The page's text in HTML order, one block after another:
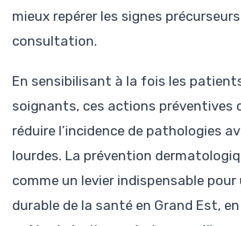
mieux repérer les signes
consultation.
En sensibilisant à la fois les
soignants, ces actions préventives
réduire l’incidence de pathologies
lourdes. La prévention
comme un levier indispensable
durable de la santé en Grand Est,